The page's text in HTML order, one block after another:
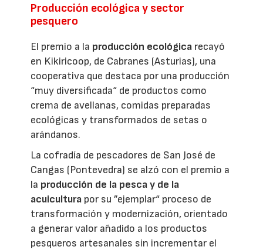
Producción ecológica y sector
pesquero
El premio a la producción ecológica recayó
en Kikiricoop, de Cabranes (Asturias), una
cooperativa que destaca por una producción
“muy diversificada“ de productos como
crema de avellanas, comidas preparadas
ecológicas y transformados de setas o
arándanos.
La cofradía de pescadores de San José de
Cangas (Pontevedra) se alzó con el premio a
la producción de la pesca y de la
acuicultura por su ”ejemplar“ proceso de
transformación y modernización, orientado
a generar valor añadido a los productos
pesqueros artesanales sin incrementar el